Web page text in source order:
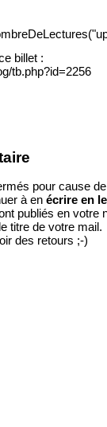
billet :
tb.php?id=2256
pour cause
à en écrire en
publiés en votre
titre de votre mail.
des retours ;-)